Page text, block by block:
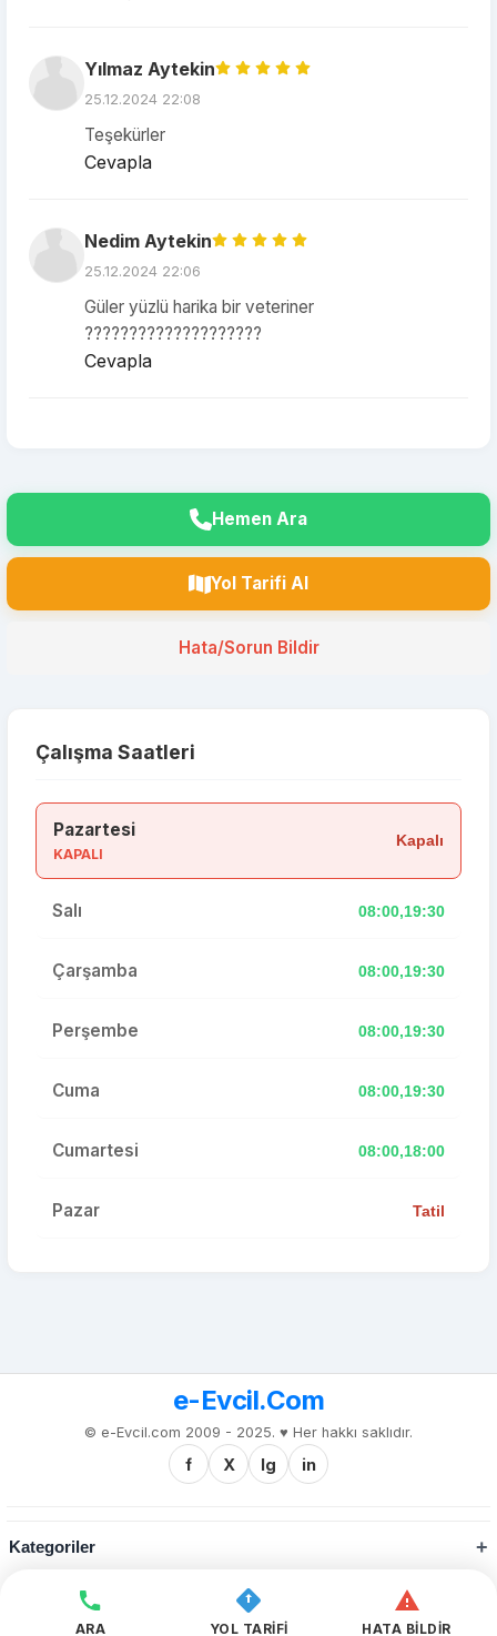
Yılmaz Aytekin
25.12.2024 22:08
Teşekürler
Cevapla
Nedim Aytekin
25.12.2024 22:06
Güler yüzlü harika bir veteriner
????????????????????
Cevapla
Hemen Ara
Yol Tarifi Al
Hata/Sorun Bildir
Çalışma Saatleri
Pazartesi
KAPALI
Kapalı
Salı 08:00,19:30
Çarşamba 08:00,19:30
Perşembe 08:00,19:30
Cuma 08:00,19:30
Cumartesi 08:00,18:00
Pazar Tatil
ARA YOL TARİFİ HATA BİLDİR
e-Evcil.Com
© e-Evcil.com 2009 - 2025. ♥️ Her hakkı saklıdır.
f X Ig in
Kategoriler
Kurumsal